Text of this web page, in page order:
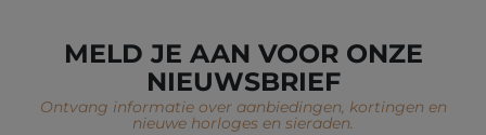
MELD JE AAN VOOR ONZE
NIEUWSBRIEF
Ontvang informatie over aanbiedingen, kortingen en
nieuwe horloges en sieraden.